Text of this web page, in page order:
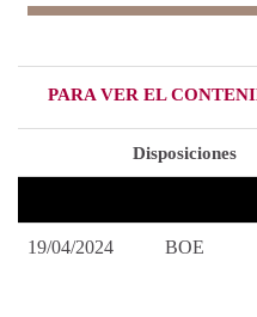
PARA VER EL
Disposiciones
19/04/2024 BOE